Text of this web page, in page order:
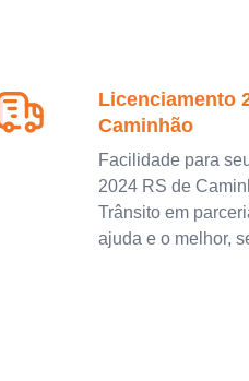
Licenciamento
Caminhão
Facilidade para
2024 RS de
Trânsito em
ajuda e o melhor,